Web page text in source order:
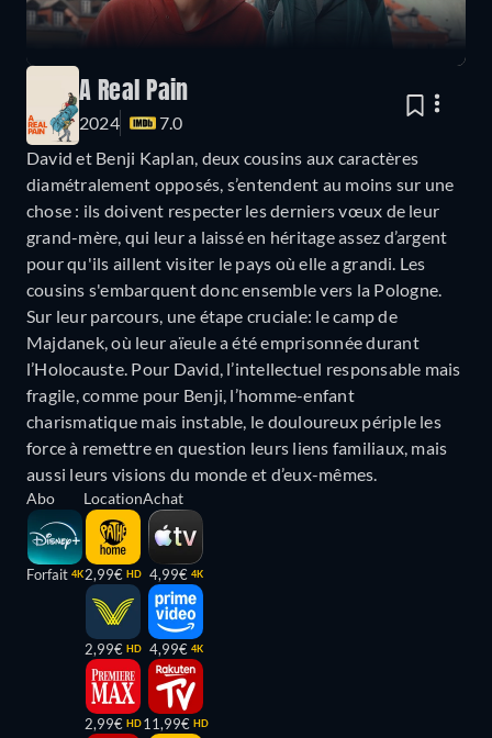
A Real Pain
2024
7.0
David et Benji Kaplan, deux cousins aux caractères
diamétralement opposés, s’entendent au moins sur une
chose : ils doivent respecter les derniers vœux de leur
grand-mère, qui leur a laissé en héritage assez d’argent
pour qu'ils aillent visiter le pays où elle a grandi. Les
cousins s'embarquent donc ensemble vers la Pologne.
Sur leur parcours, une étape cruciale: le camp de
Majdanek, où leur aïeule a été emprisonnée durant
l’Holocauste. Pour David, l’intellectuel responsable mais
fragile, comme pour Benji, l’homme-enfant
charismatique mais instable, le douloureux périple les
force à remettre en question leurs liens familiaux, mais
aussi leurs visions du monde et d’eux-mêmes.
Abo
Forfait 4K
Location
2,99€ HD
2,99€ HD
2,99€ HD
Achat
4,99€ 4K
4,99€ 4K
11,99€ HD